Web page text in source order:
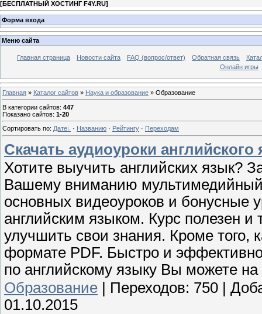
[БЕСПЛАТНЫЙ ХОСТИНГ F4Y.RU]
Форма входа
Меню сайта
Главная страница Новости сайта FAQ (вопрос/ответ) Обратная связь
Онлайн игры
Главная » Каталог сайтов » Наука и образование » Образование
В категории сайтов: 447
Показано сайтов: 1-20
Сортировать по: Дате · Названию · Рейтингу · Переходам
Скачать аудиоуроки
Хотите выучить английских язык?
Вашему вниманию мультимедийный
основных видеоуроков и бонусные
английским языком. Курс полезен
улучшить свои знания. Кроме того,
формате PDF. Быстро и
по английскому языку Вы можете
Образование
Переходов: 750
01.10.2015